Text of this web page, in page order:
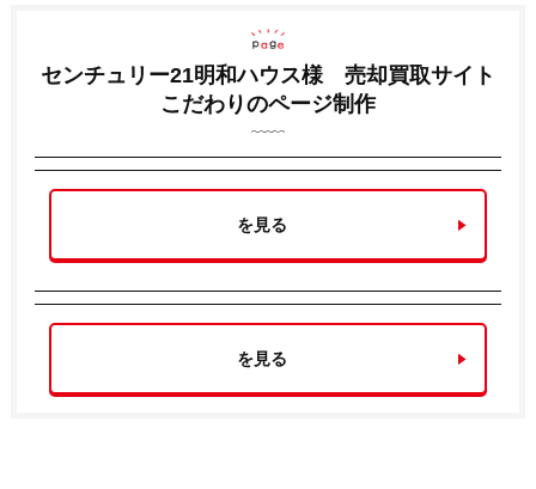
センチュリー21明和ハウス様 売却買取サイト
こだわりのページ制作
を見る
を見る